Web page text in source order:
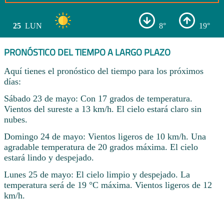
25 LUN 8° 19°
PRONÓSTICO DEL TIEMPO A LARGO PLAZO
Aquí tienes el pronóstico del tiempo para los próximos
días:
Sábado 23 de mayo: Con 17 grados de temperatura.
Vientos del sureste a 13 km/h. El cielo estará claro sin
nubes.
Domingo 24 de mayo: Vientos ligeros de 10 km/h. Una
agradable temperatura de 20 grados máxima. El cielo
estará lindo y despejado.
Lunes 25 de mayo: El cielo limpio y despejado. La
temperatura será de 19 °C máxima. Vientos ligeros de 12
km/h.